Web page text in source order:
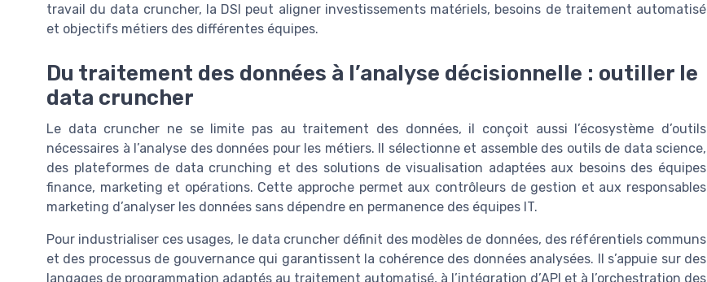
travail du data cruncher, la DSI peut aligner investissements matériels, besoins de traitement automatisé
et objectifs métiers des différentes équipes.
Du traitement des données à l’analyse décisionnelle : outiller le
data cruncher
Le data cruncher ne se limite pas au traitement des données, il conçoit aussi l’écosystème d’outils
nécessaires à l’analyse des données pour les métiers. Il sélectionne et assemble des outils de data science,
des plateformes de data crunching et des solutions de visualisation adaptées aux besoins des équipes
finance, marketing et opérations. Cette approche permet aux contrôleurs de gestion et aux responsables
marketing d’analyser les données sans dépendre en permanence des équipes IT.
Pour industrialiser ces usages, le data cruncher définit des modèles de données, des référentiels communs
et des processus de gouvernance qui garantissent la cohérence des données analysées. Il s’appuie sur des
langages de programmation adaptés au traitement automatisé, à l’intégration d’API et à l’orchestration des